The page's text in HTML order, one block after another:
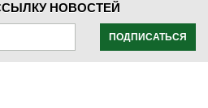
НОВОСТЕЙ
ПОДПИСАТЬСЯ